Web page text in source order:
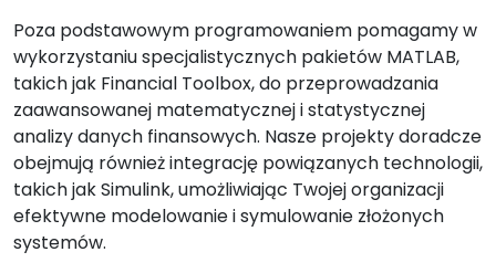
Poza podstawowym programowaniem pomagamy w
wykorzystaniu specjalistycznych pakietów MATLAB,
takich jak Financial Toolbox, do przeprowadzania
zaawansowanej matematycznej i statystycznej
analizy danych finansowych. Nasze projekty doradcze
obejmują również integrację powiązanych technologii,
takich jak Simulink, umożliwiając Twojej organizacji
efektywne modelowanie i symulowanie złożonych
systemów.